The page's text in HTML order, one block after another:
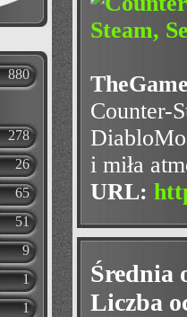
880
278
26
65
51
9
1
1
Counter-
i miła
URL:
Średnia
Liczba